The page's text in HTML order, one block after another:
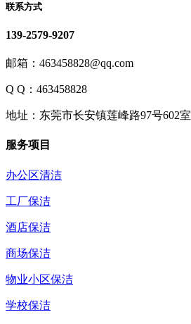
联系方式
139-2579-9207
邮箱：463458828@qq.com
Q Q：463458828
地址：东莞市长安镇莲峰路97号602室
服务项目
办公区清洁
工厂保洁
酒店保洁
商场保洁
物业小区保洁
学校保洁